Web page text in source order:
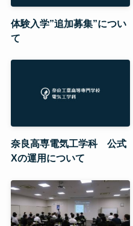
体験入学”追加募集”につい
て
奈良高専電気工学科 公式
Xの運用について